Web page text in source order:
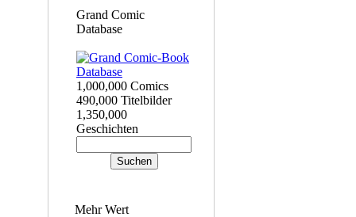
Grand Comic
Database
1,000,000 Comics
490,000 Titelbilder
1,350,000
Geschichten
Mehr Wert